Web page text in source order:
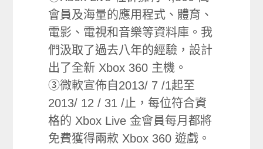
會員及海量的應用程式、體育、
電影、電視和音樂等資料庫。我
們汲取了過去八年的經驗，設計
出了全新 Xbox 360 主機。
③微軟宣佈自2013/ 7 /1起至
2013/ 12 / 31 /止，每位符合資
格的 Xbox Live 金會員每月都將
免費獲得兩款 Xbox 360 遊戲。